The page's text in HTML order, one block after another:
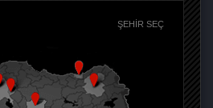
ŞEHIR SEÇ